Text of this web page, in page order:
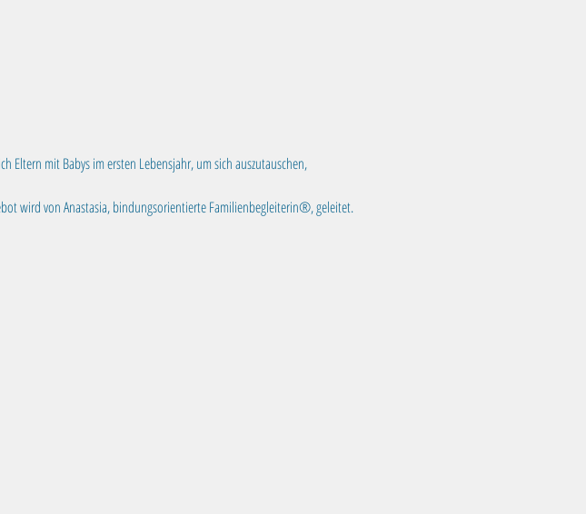
Eltern mit Babys im ersten Lebensjahr, um sich auszutauschen,
wird von Anastasia, bindungsorientierte Familienbegleiterin®, geleitet.